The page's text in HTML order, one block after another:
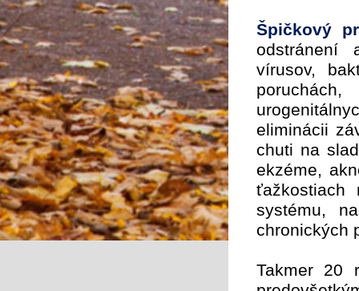
Špičkový
odstránení
vírusov,
eliminácii
chuti na
ekzéme,
ťažkostiach
systému,
chronických
Takmer 20